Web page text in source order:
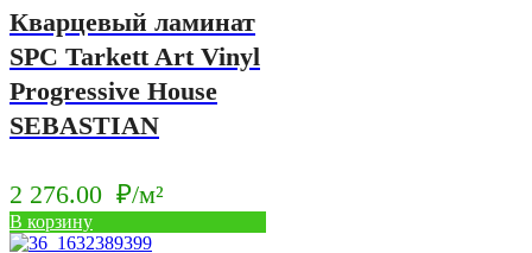
Кварцевый ламинат
SPC Tarkett Art Vinyl
Progressive House
SEBASTIAN
2 276.00 ₽/м²
В корзину